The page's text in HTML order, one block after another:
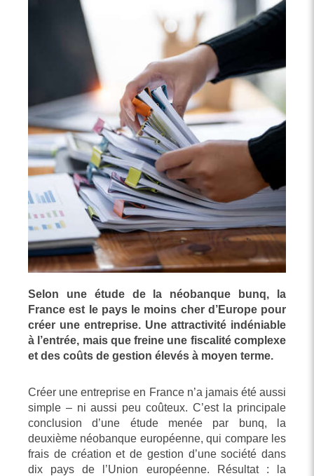
Selon une étude de la néobanque bunq, la
France est le pays le moins cher d’Europe pour
créer une entreprise. Une attractivité indéniable
à l’entrée, mais que freine une fiscalité complexe
et des coûts de gestion élevés à moyen terme.
Créer une entreprise en France n’a jamais été aussi
simple – ni aussi peu coûteux. C’est la principale
conclusion d’une étude menée par bunq, la
deuxième néobanque européenne, qui compare les
frais de création et de gestion d’une société dans
dix pays de l’Union européenne. Résultat : la